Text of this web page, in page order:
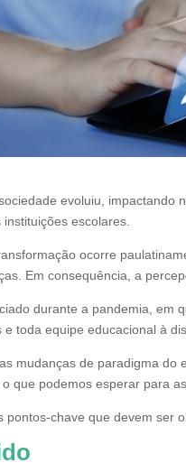
evoluiu, impactando
escolares.
ocorre
Em consequência, a
durante a pandemia, em
toda equipe educacional à
mudanças de paradigma
que podemos esperar para
pontos-chave que devem ser